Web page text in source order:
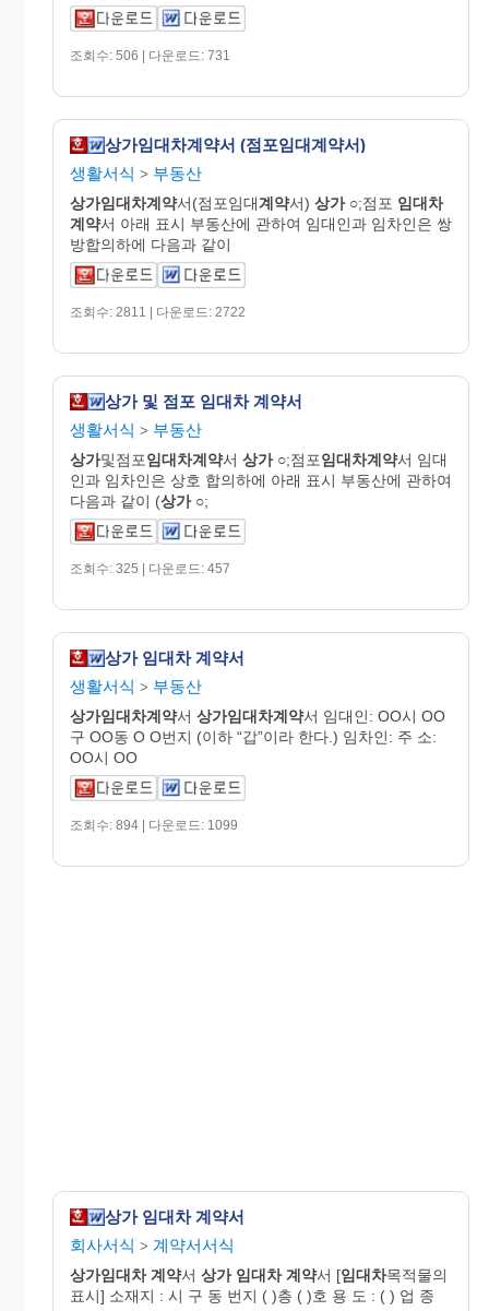
조회수: 506 | 다운로드: 731
상가임대차계약서 (점포임대계약서)
생활서식 > 부동산
상가임대차계약서(점포임대계약서) 상가○;점포 임대차
계약서 아래 표시 부동산에 관하여 임대인과 임차인은 쌍
방합의하에 다음과 같이
조회수: 2811 | 다운로드: 2722
상가 및 점포 임대차 계약서
생활서식 > 부동산
상가및점포임대차계약서 상가○;점포임대차계약서 임대
인과 임차인은 상호 합의하에 아래 표시 부동산에 관하여
다음과 같이 (상가○;
조회수: 325 | 다운로드: 457
상가 임대차 계약서
생활서식 > 부동산
상가임대차계약서 상가임대차계약서 임대인: OO시 OO
구 OO동 O O번지 (이하 “갑”이라 한다.) 임차인: 주 소:
OO시 OO
조회수: 894 | 다운로드: 1099
상가 임대차 계약서
회사서식 > 계약서서식
상가임대차 계약서 상가 임대차 계약서 [임대차목적물의
표시] 소재지 : 시 구 동 번지 ( )층 ( )호 용 도 : ( ) 업 종